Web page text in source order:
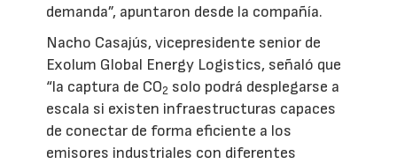
demanda”, apuntaron desde la compañía.
Nacho Casajús, vicepresidente senior de
Exolum Global Energy Logistics, señaló que
“la captura de CO2 solo podrá desplegarse a
escala si existen infraestructuras capaces
de conectar de forma eficiente a los
emisores industriales con diferentes